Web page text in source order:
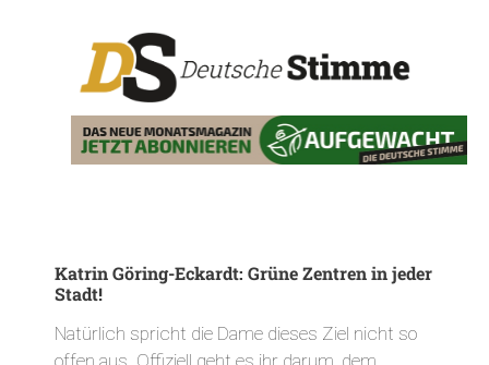
Katrin Göring-Eckardt: Grüne Zentren in jeder
Stadt!
Natürlich spricht die Dame dieses Ziel nicht so
offen aus. Offiziell geht es ihr darum, dem